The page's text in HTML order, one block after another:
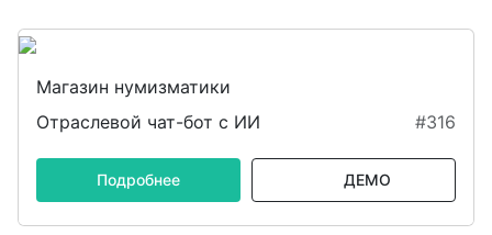
Магазин нумизматики
Отраслевой чат-бот с ИИ
#316
Подробнее ДЕМО